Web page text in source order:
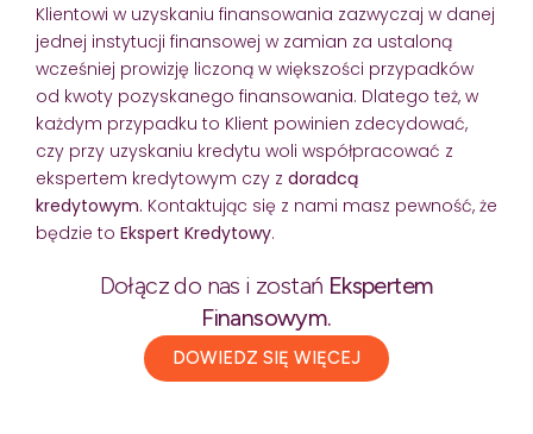
Klientowi w uzyskaniu finansowania zazwyczaj w danej
jednej instytucji finansowej w zamian za ustaloną
wcześniej prowizję liczoną w większości przypadków
od kwoty pozyskanego finansowania. Dlatego też, w
każdym przypadku to Klient powinien zdecydować,
czy przy uzyskaniu kredytu woli współpracować z
ekspertem kredytowym czy z doradcą
kredytowym. Kontaktując się z nami masz pewność, że
będzie to Ekspert Kredytowy.
Dołącz do nas i zostań Ekspertem
Finansowym.
DOWIEDZ SIĘ WIĘCEJ